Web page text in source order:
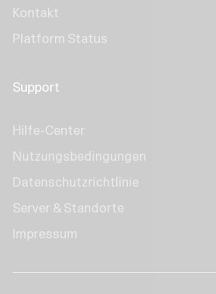
Kontakt
Platform Status
Support
Hilfe-Center
Nutzungsbedingungen
Datenschutzrichtlinie
Server & Standorte
Impressum